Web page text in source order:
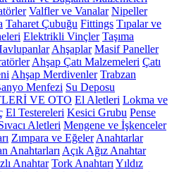
Valfler ve Vanalar Nipeller
Taharet Çubuğu Fittings Tıpalar ve
Elektrikli Vinçler Taşıma
Ahşaplar Masif Paneller
Ahşap Çatı Malzemeleri Çatı
Ahşap Merdivenler Trabzan
Menfezi Su Deposu
VE OTO El Aletleri Lokma ve
El Testereleri Kesici Grubu Pense
Aletleri Mengene ve İşkenceler
Zımpara ve Eğeler Anahtarlar
Anahtarları Açık Ağız Anahtar
Anahtar Tork Anahtarı Yıldız